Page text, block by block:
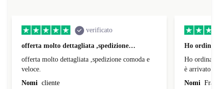
verificato
offerta molto dettagliata ,spedizione…
offerta molto dettagliata ,spedizione comoda e
veloce.
Nomi cliente
Ho
Ho
è arrivato
Nomi